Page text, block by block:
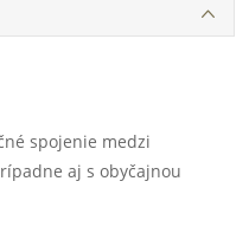
spojenie medzi
aj s obyčajnou